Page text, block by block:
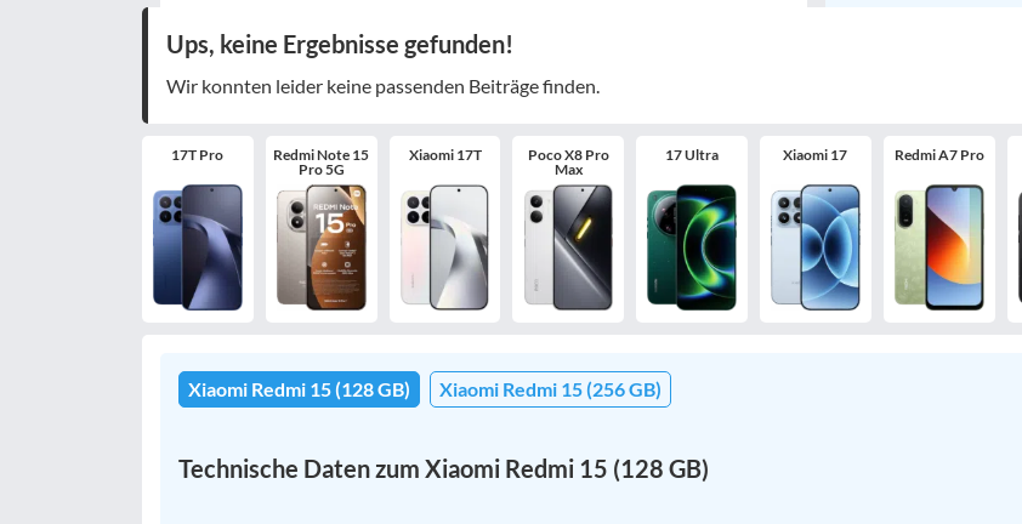
Filter zurücksetzen
Ups, keine Ergebnisse gefunden!
Wir konnten leider keine passenden Beiträge finden.
17T Pro
Redmi Note 15
Pro 5G
Xiaomi 17T
Poco X8 Pro
Max
17 Ultra Xiaomi 17 Redmi A7 Pro
Xiaomi Redmi 15 (128 GB) Xiaomi Redmi 15 (256 GB)
Technische Daten zum Xiaomi Redmi 15 (128 GB)